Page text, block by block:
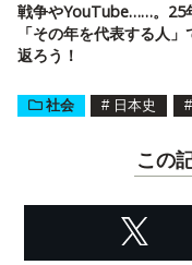
戦争やYouTube……。25
「その年を代表する人」
返ろう！
社会 # 日本史 #
この